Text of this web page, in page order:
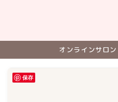
オンラインサロン
保存